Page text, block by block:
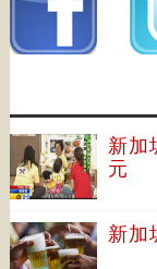
新加
元
新加